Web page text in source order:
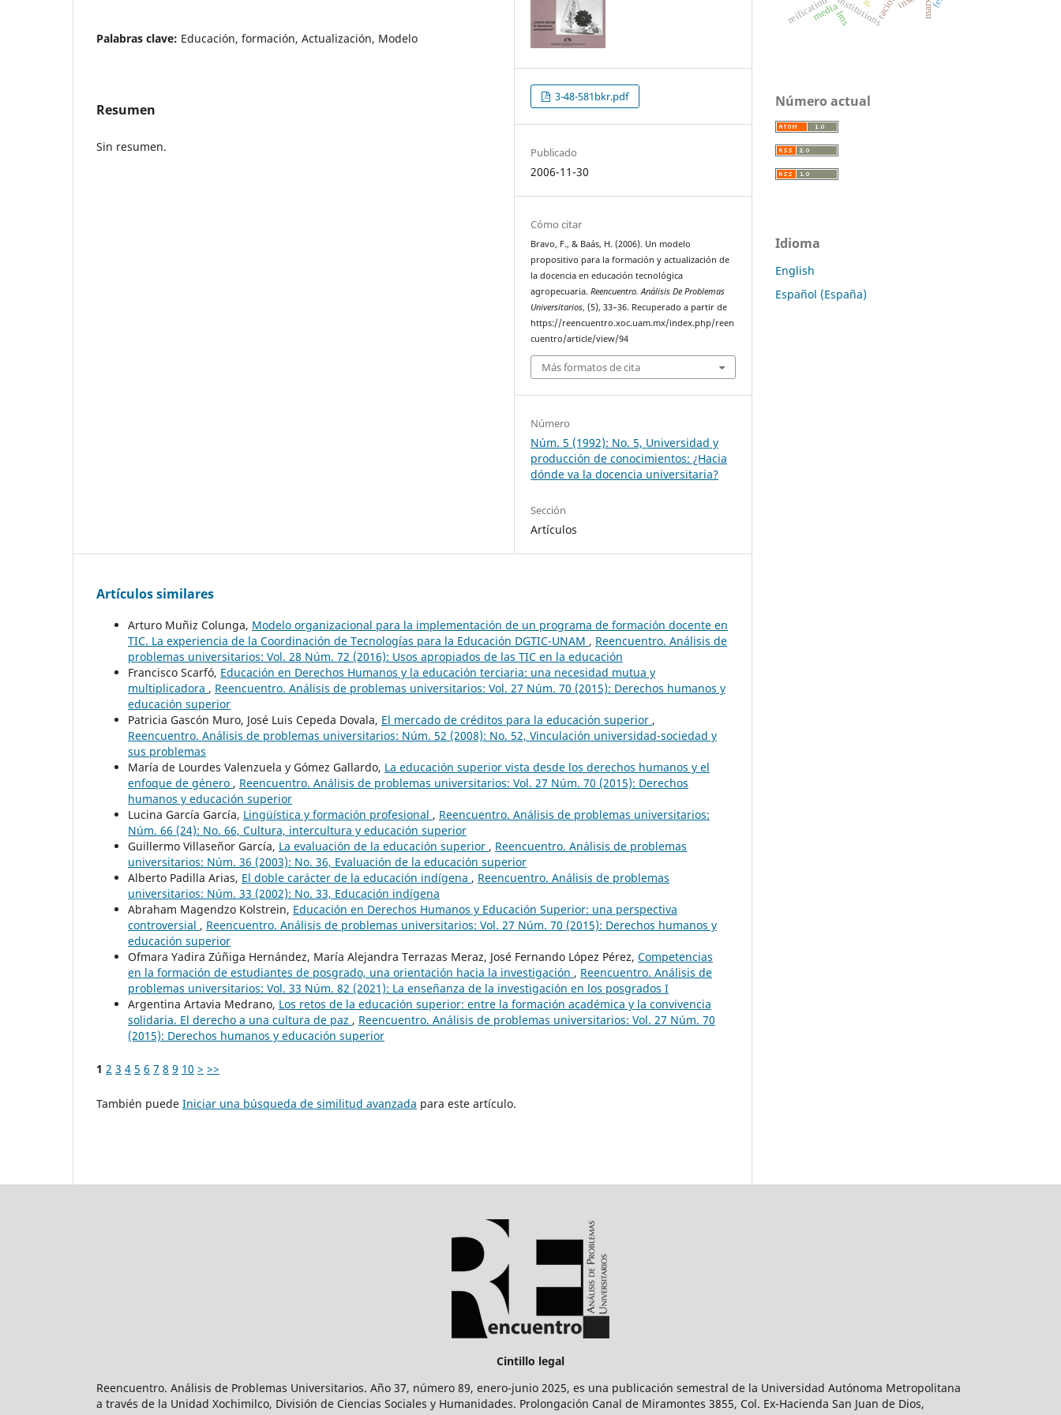
Palabras clave: Educación, formación, Actualización, Modelo
Resumen
Sin resumen.
3-48-581bkr.pdf
Publicado
2006-11-30
Cómo citar
Bravo, F., & Baás, H. (2006). Un modelo
propositivo para la formación y actualización de
la docencia en educación tecnológica
agropecuaria.Reencuentro. Análisis De Problemas
Universitarios, (5), 33–36. Recuperado a partir de
https://reencuentro.xoc.uam.mx/index.php/reen
cuentro/article/view/94
Más formatos de cita
Número
Núm. 5 (1992): No. 5, Universidad y
producción de conocimientos: ¿Hacia
dónde va la docencia universitaria?
Sección
Artículos
Artículos similares
Arturo Muñiz Colunga, Modelo organizacional para la implementación de un programa de formación docente en
TIC. La experiencia de la Coordinación de Tecnologías para la Educación DGTIC-UNAM , Reencuentro. Análisis de
problemas universitarios: Vol. 28 Núm. 72 (2016): Usos apropiados de las TIC en la educación
Francisco Scarfó, Educación en Derechos Humanos y la educación terciaria: una necesidad mutua y
multiplicadora , Reencuentro. Análisis de problemas universitarios: Vol. 27 Núm. 70 (2015): Derechos humanos y
educación superior
Patricia Gascón Muro, José Luis Cepeda Dovala, El mercado de créditos para la educación superior ,
Reencuentro. Análisis de problemas universitarios: Núm. 52 (2008): No. 52, Vinculación universidad-sociedad y
sus problemas
María de Lourdes Valenzuela y Gómez Gallardo, La educación superior vista desde los derechos humanos y el
enfoque de género , Reencuentro. Análisis de problemas universitarios: Vol. 27 Núm. 70 (2015): Derechos
humanos y educación superior
Lucina García García, Lingüística y formación profesional , Reencuentro. Análisis de problemas universitarios:
Núm. 66 (24): No. 66, Cultura, intercultura y educación superior
Guillermo Villaseñor García, La evaluación de la educación superior , Reencuentro. Análisis de problemas
universitarios: Núm. 36 (2003): No. 36, Evaluación de la educación superior
Alberto Padilla Arias, El doble carácter de la educación indígena , Reencuentro. Análisis de problemas
universitarios: Núm. 33 (2002): No. 33, Educación indígena
Abraham Magendzo Kolstrein, Educación en Derechos Humanos y Educación Superior: una perspectiva
controversial , Reencuentro. Análisis de problemas universitarios: Vol. 27 Núm. 70 (2015): Derechos humanos y
educación superior
Ofmara Yadira Zúñiga Hernández, María Alejandra Terrazas Meraz, José Fernando López Pérez, Competencias
en la formación de estudiantes de posgrado, una orientación hacia la investigación , Reencuentro. Análisis de
problemas universitarios: Vol. 33 Núm. 82 (2021): La enseñanza de la investigación en los posgrados I
Argentina Artavia Medrano, Los retos de la educación superior: entre la formación académica y la convivencia
solidaria. El derecho a una cultura de paz , Reencuentro. Análisis de problemas universitarios: Vol. 27 Núm. 70
(2015): Derechos humanos y educación superior
1 2 3 4 5 6 7 8 9 10 > >>
También puede Iniciar una búsqueda de similitud avanzada para este artículo.
institutions
reification marx
medialms
Número actual
Idioma
English
Español (España)
Cintillo legal
Reencuentro. Análisis de Problemas Universitarios. Año 37, número 89, enero-junio 2025, es una publicación semestral de la Universidad Autónoma Metropolitana
a través de la Unidad Xochimilco, División de Ciencias Sociales y Humanidades. Prolongación Canal de Miramontes 3855, Col. Ex-Hacienda San Juan de Dios,